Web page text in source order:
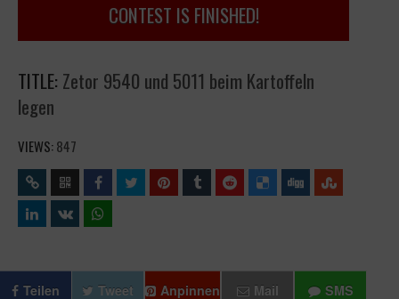
CONTEST IS FINISHED!
TITLE: Zetor 9540 und 5011 beim Kartoffeln
legen
VIEWS:847
Teilen Tweet Anpinnen Mail SMS